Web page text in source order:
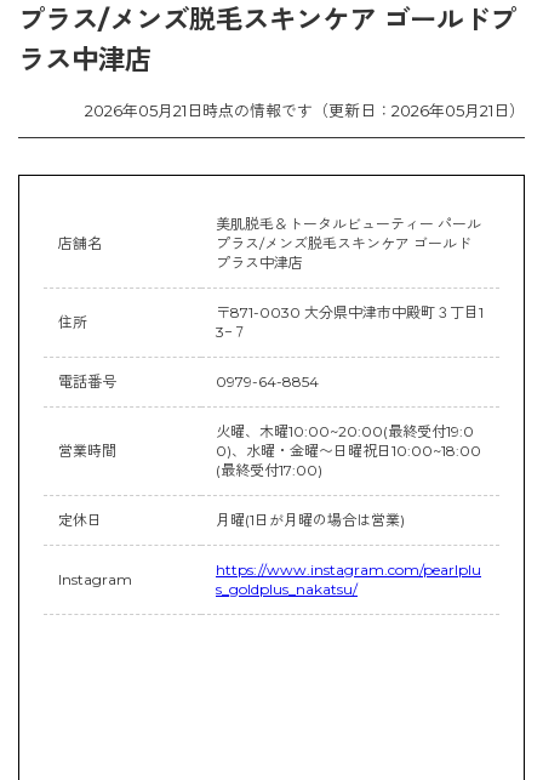
プラス/メンズ脱毛スキンケア ゴールドプ
ラス中津店
2026年05月21日時点の情報です（更新日：2026年05月21日）
店舗名
美肌脱毛＆トータルビューティー パール
プラス/メンズ脱毛スキンケア ゴールド
プラス中津店
住所
〒871-0030 大分県中津市中殿町３丁目1
3−７
電話番号 0979-64-8854
営業時間
火曜、木曜10:00~20:00(最終受付19:0
0)、水曜・金曜〜日曜祝日10:00~18:00
(最終受付17:00)
定休日 月曜(1日が月曜の場合は営業)
Instagram
https://www.instagram.com/pearlplu
s_goldplus_nakatsu/